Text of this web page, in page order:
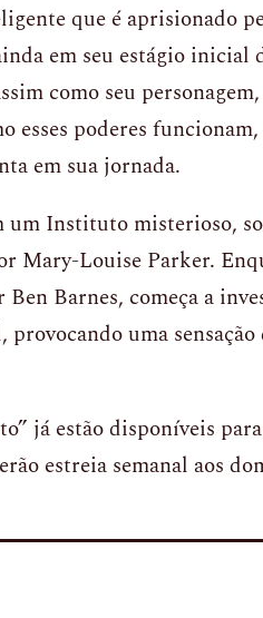
que é aprisionado
em seu estágio inicial
como seu
esses poderes
em sua jornada.
um Instituto misterioso,
Mary-Louise Parker.
Barnes, começa a
uma sensação
já estão disponíveis
estreia semanal aos